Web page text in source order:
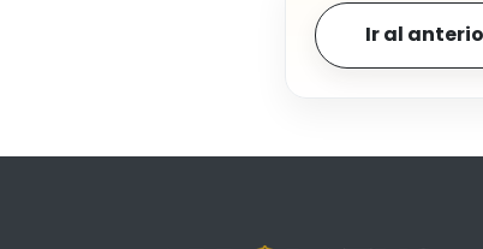
Ir al